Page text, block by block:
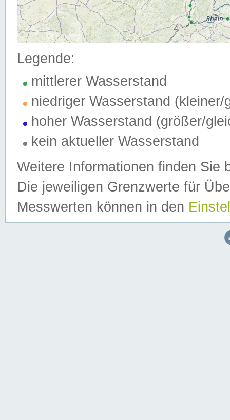
Legende:
mittlerer Wasserstand
niedriger Wasserstand (kleiner/
hoher Wasserstand (größer/
kein aktueller Wasserstand
Weitere Informationen finden Sie
Die jeweiligen Grenzwerte für
Messwerten können in den